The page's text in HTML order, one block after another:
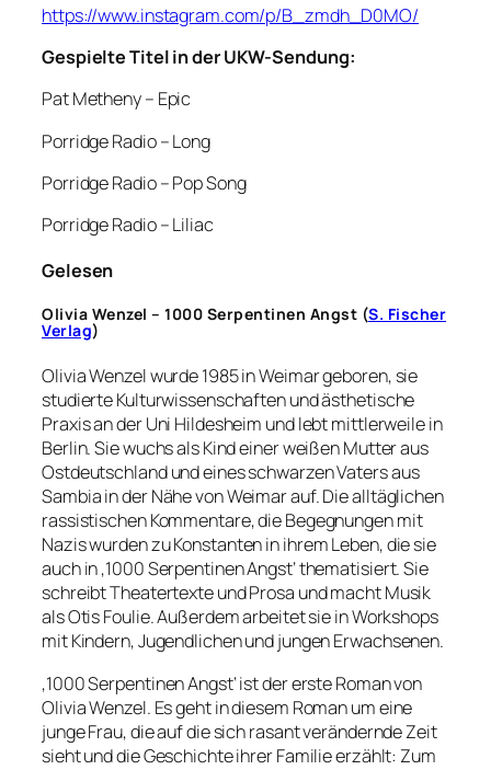
https://www.instagram.com/p/B_zmdh_D0MO/
Gespielte Titel in der UKW-Sendung:
Pat Metheny – Epic
Porridge Radio – Long
Porridge Radio – Pop Song
Porridge Radio – Liliac
Gelesen
Olivia Wenzel – 1000 Serpentinen Angst (S. Fischer
Verlag)
Olivia Wenzel wurde 1985 in Weimar geboren, sie
studierte Kulturwissenschaften und ästhetische
Praxis an der Uni Hildesheim und lebt mittlerweile in
Berlin. Sie wuchs als Kind einer weißen Mutter aus
Ostdeutschland und eines schwarzen Vaters aus
Sambia in der Nähe von Weimar auf. Die alltäglichen
rassistischen Kommentare, die Begegnungen mit
Nazis wurden zu Konstanten in ihrem Leben, die sie
auch in ‚1000 Serpentinen Angst‘ thematisiert. Sie
schreibt Theatertexte und Prosa und macht Musik
als Otis Foulie. Außerdem arbeitet sie in Workshops
mit Kindern, Jugendlichen und jungen Erwachsenen.
‚1000 Serpentinen Angst‘ ist der erste Roman von
Olivia Wenzel. Es geht in diesem Roman um eine
junge Frau, die auf die sich rasant verändernde Zeit
sieht und die Geschichte ihrer Familie erzählt: Zum